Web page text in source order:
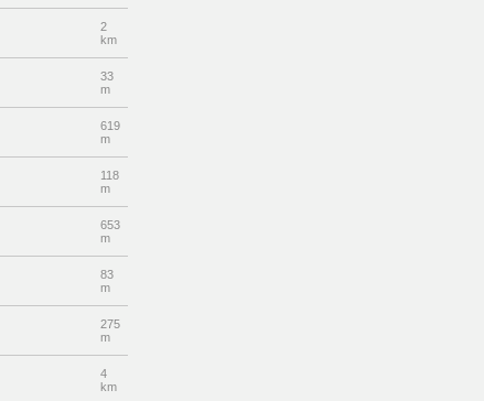
2
km
33
m
619
m
118
m
653
m
83
m
275
m
4
km